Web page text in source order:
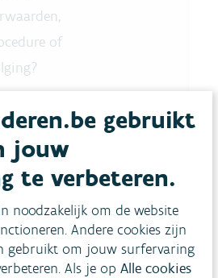
of
gebruikt
jouw
te verbeteren.
noodzakelijk om de website
Andere cookies zijn
gebruikt om jouw surfervaring
Als je opAlle cookies